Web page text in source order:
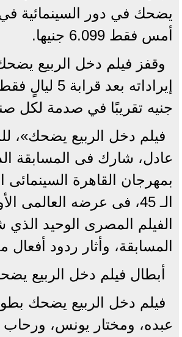
يضحك في دور السينمائية
أمس فقط 6.099 جنيها.
وقفز فيلم دخل الربيع
جنيه تقريبًا في صدمة لكل
فيلم دخل الربيع يضحك»،
عادل، شارك فى المسابقة
بمهرجان القاهرة السينمائى
الـ 45، فى عرضه العالمى
الفيلم المصرى الوحيد
المسابقة، وأثار ردود أفعال
أبطال فيلم دخل الربيع
فيلم دخل الربيع يضحك
عبده، ومختار يونس، ورحاب